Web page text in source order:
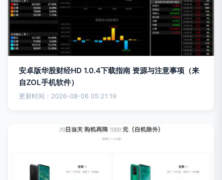
安卓版华股财经HD 1.0.4下载指南 资源与注意事项（来
自ZOL手机软件）
更新时间：2026-08-06 05:21:19